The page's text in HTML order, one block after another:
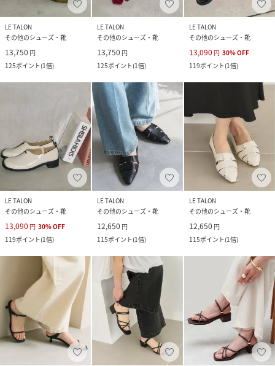
LE TALON
その他のシューズ・靴
13,750 円
125ポイント(1倍)
LE TALON
その他のシューズ・靴
13,750 円
125ポイント(1倍)
LE TALON
その他のシューズ・靴
13,090 円 30%OFF
119ポイント(1倍)
LE TALON
その他のシューズ・靴
13,090 円 30%OFF
119ポイント(1倍)
LE TALON
その他のシューズ・靴
12,650 円
115ポイント(1倍)
LE TALON
その他のシューズ・靴
12,650 円
115ポイント(1倍)